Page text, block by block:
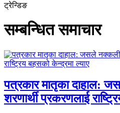
ट्रेन्डिङ
सम्बन्धित समाचार
पत्रकार मातृका दाहाल:
शरणार्थी प्रकरणलाई